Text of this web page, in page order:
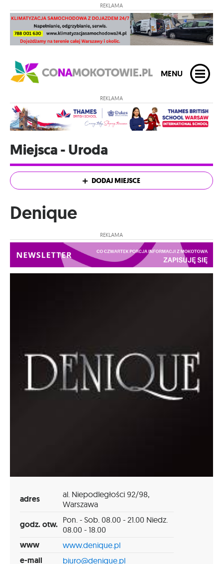
REKLAMA
MENU
REKLAMA
Miejsca - Uroda
DODAJ MIEJSCE
Denique
REKLAMA
adres
al. Niepodległości 92/98,
Warszawa
godz. otw. Pon. - Sob. 08.00 - 21.00 Niedz.
08.00 - 18.00
www www.denique.pl
e-mail biuro@denique.pl